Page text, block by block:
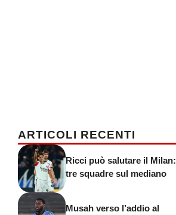
ARTICOLI RECENTI
Ricci può salutare il Milan:
tre squadre sul mediano
Musah verso l’addio al